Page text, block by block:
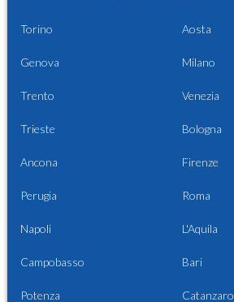
Torino Aosta
Genova Milano
Trento Venezia
Trieste Bologna
Ancona Firenze
Perugia Roma
Napoli L'Aquila
Campobasso Bari
Potenza Catanzaro